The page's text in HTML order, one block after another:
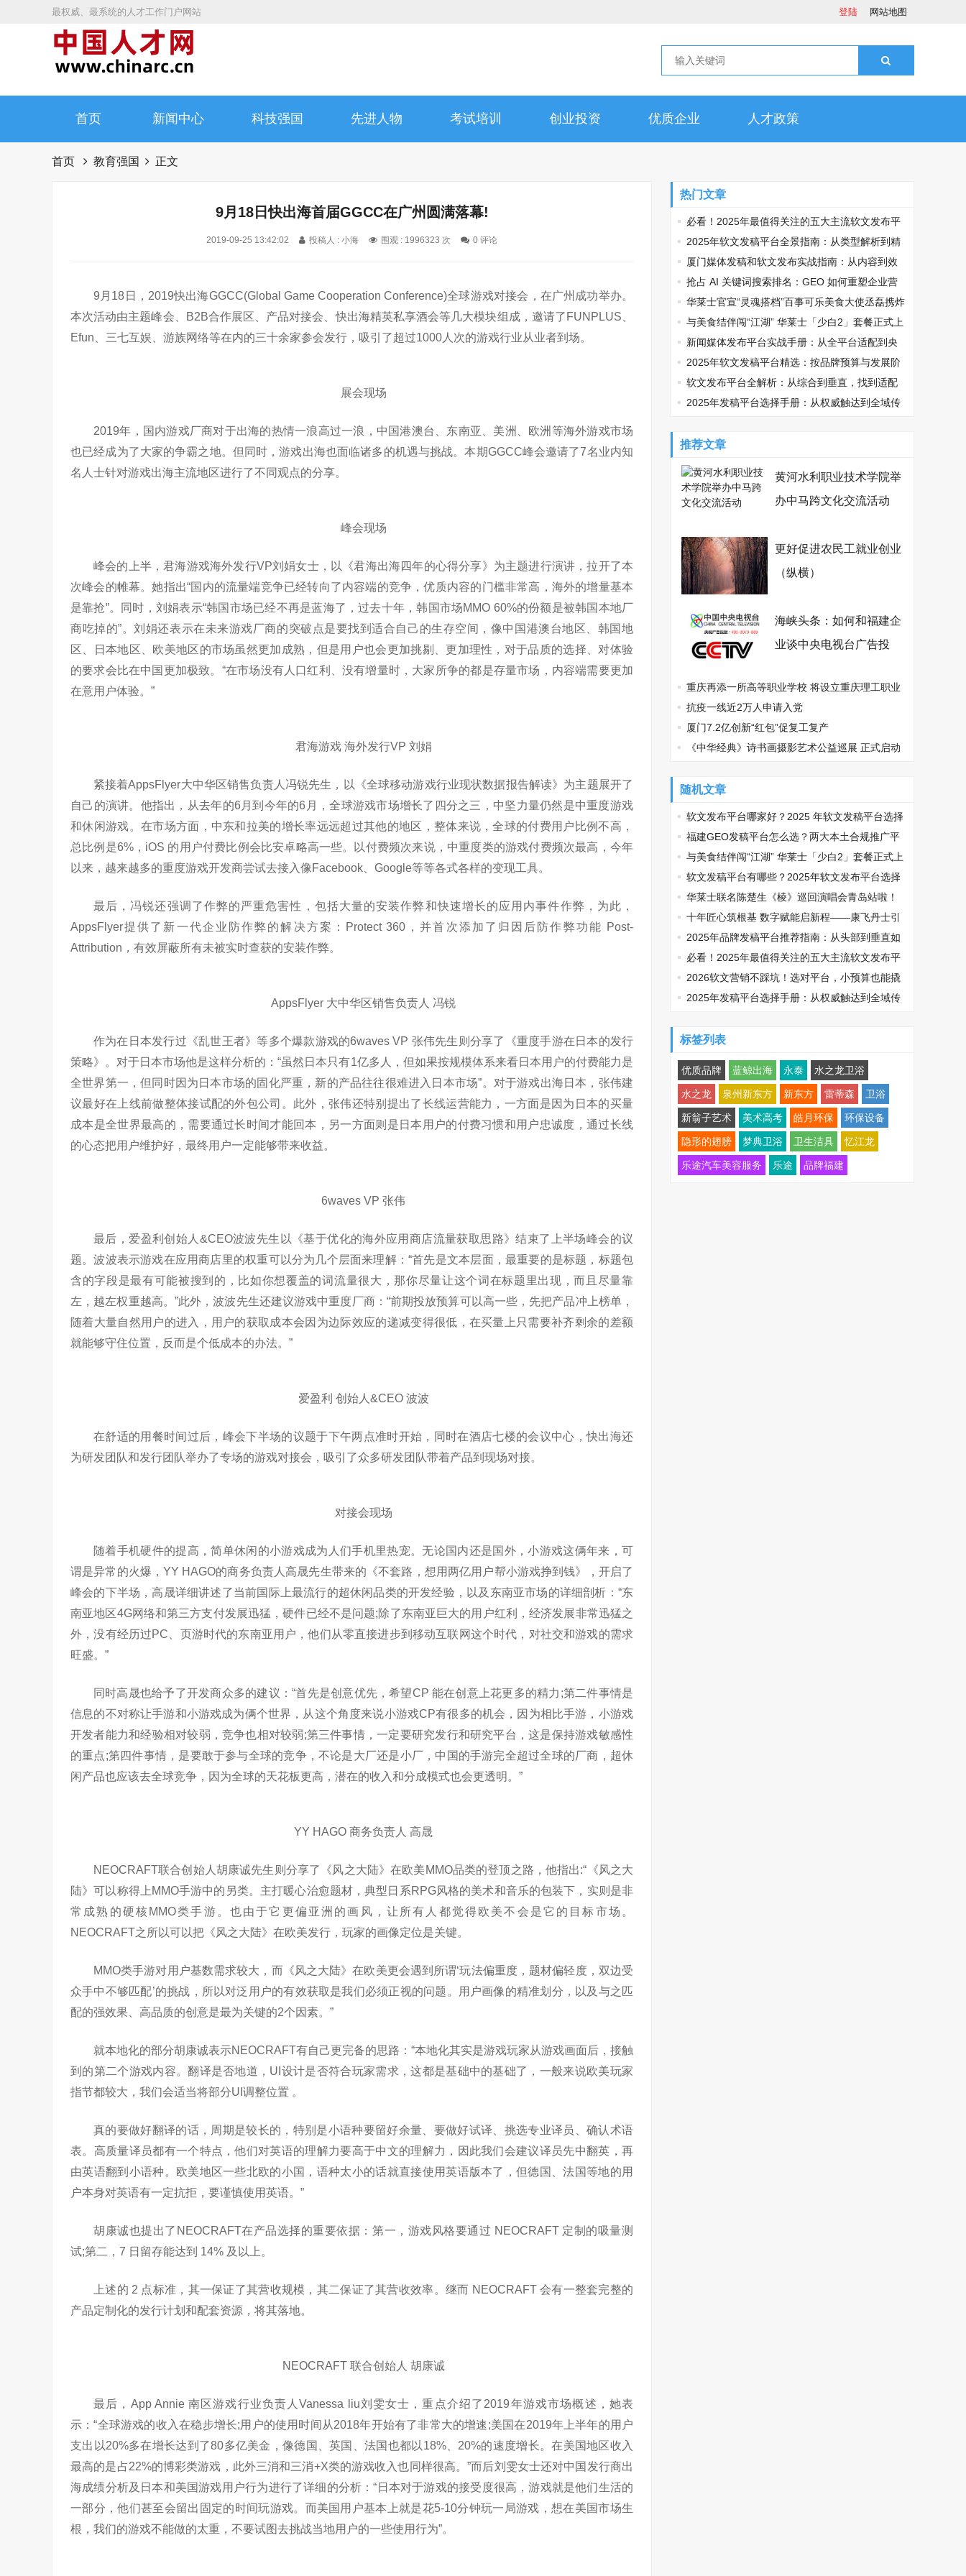
最权威、最系统的人才工作门户网站 登陆 网站地图
首页 新闻中心 科技强国 先进人物 考试培训 创业投资 优质企业 人才政策
首页 教育强国 正文
9月18日快出海首届GGCC在广州圆满落幕!
2019-09-25 13:42:02 投稿人 : 小海 围观 : 1996323 次 0 评论
9月18日，2019快出海GGCC(Global Game Cooperation Conference)全球游戏对接会，在广州成功举办。
本次活动由主题峰会、B2B合作展区、产品对接会、快出海精英私享酒会等几大模块组成，邀请了FUNPLUS、
Efun、三七互娱、游族网络等在内的三十余家参会发行，吸引了超过1000人次的游戏行业从业者到场。
展会现场
2019年，国内游戏厂商对于出海的热情一浪高过一浪，中国港澳台、东南亚、美洲、欧洲等海外游戏市场
也已经成为了大家的争霸之地。但同时，游戏出海也面临诸多的机遇与挑战。本期GGCC峰会邀请了7名业内知
名人士针对游戏出海主流地区进行了不同观点的分享。
峰会现场
峰会的上半，君海游戏海外发行VP刘娟女士，以《君海出海四年的心得分享》为主题进行演讲，拉开了本
次峰会的帷幕。她指出“国内的流量端竞争已经转向了内容端的竞争，优质内容的门槛非常高，海外的增量基本
是靠抢”。同时，刘娟表示“韩国市场已经不再是蓝海了，过去十年，韩国市场MMO 60%的份额是被韩国本地厂
商吃掉的”。刘娟还表示在未来游戏厂商的突破点是要找到适合自己的生存空间，像中国港澳台地区、韩国地
区、日本地区、欧美地区的市场虽然更加成熟，但是用户也会更加挑剔、更加理性，对于品质的选择、对体验
的要求会比在中国更加极致。“在市场没有人口红利、没有增量时，大家所争的都是存量市场，内容端需要更加
在意用户体验。”
君海游戏 海外发行VP 刘娟
紧接着AppsFlyer大中华区销售负责人冯锐先生，以《全球移动游戏行业现状数据报告解读》为主题展开了
自己的演讲。他指出，从去年的6月到今年的6月，全球游戏市场增长了四分之三，中坚力量仍然是中重度游戏
和休闲游戏。在市场方面，中东和拉美的增长率远远超过其他的地区，整体来说，全球的付费用户比例不高，
总比例是6%，iOS 的用户付费比例会比安卓略高一些。以付费频次来说，中重度类的游戏付费频次最高，今年
以来，越来越多的重度游戏开发商尝试去接入像Facebook、Google等等各式各样的变现工具。
最后，冯锐还强调了作弊的严重危害性，包括大量的安装作弊和快速增长的应用内事件作弊，为此，
AppsFlyer提供了新一代企业防作弊的解决方案：Protect 360，并首次添加了归因后防作弊功能 Post-
Attribution，有效屏蔽所有未被实时查获的安装作弊。
AppsFlyer 大中华区销售负责人 冯锐
作为在日本发行过《乱世王者》等多个爆款游戏的6waves VP 张伟先生则分享了《重度手游在日本的发行
策略》。对于日本市场他是这样分析的：“虽然日本只有1亿多人，但如果按规模体系来看日本用户的付费能力是
全世界第一，但同时因为日本市场的固化严重，新的产品往往很难进入日本市场”。对于游戏出海日本，张伟建
议最好在上线前做整体接试配的外包公司。此外，张伟还特别提出了长线运营能力，一方面是因为日本的买量
成本是全世界最高的，需要通过长时间才能回本，另一方面则是日本用户的付费习惯和用户忠诚度，通过长线
的心态把用户维护好，最终用户一定能够带来收益。
6waves VP 张伟
最后，爱盈利创始人&CEO波波先生以《基于优化的海外应用商店流量获取思路》结束了上半场峰会的议
题。波波表示游戏在应用商店里的权重可以分为几个层面来理解：“首先是文本层面，最重要的是标题，标题包
含的字段是最有可能被搜到的，比如你想覆盖的词流量很大，那你尽量让这个词在标题里出现，而且尽量靠
左，越左权重越高。”此外，波波先生还建议游戏中重度厂商：“前期投放预算可以高一些，先把产品冲上榜单，
随着大量自然用户的进入，用户的获取成本会因为边际效应的递减变得很低，在买量上只需要补齐剩余的差额
就能够守住位置，反而是个低成本的办法。”
爱盈利 创始人&CEO 波波
在舒适的用餐时间过后，峰会下半场的议题于下午两点准时开始，同时在酒店七楼的会议中心，快出海还
为研发团队和发行团队举办了专场的游戏对接会，吸引了众多研发团队带着产品到现场对接。
对接会现场
随着手机硬件的提高，简单休闲的小游戏成为人们手机里热宠。无论国内还是国外，小游戏这俩年来，可
谓是异常的火爆，YY HAGO的商务负责人高晟先生带来的《不套路，想用两亿用户帮小游戏挣到钱》，开启了
峰会的下半场，高晟详细讲述了当前国际上最流行的超休闲品类的开发经验，以及东南亚市场的详细剖析：“东
南亚地区4G网络和第三方支付发展迅猛，硬件已经不是问题;除了东南亚巨大的用户红利，经济发展非常迅猛之
外，没有经历过PC、页游时代的东南亚用户，他们从零直接进步到移动互联网这个时代，对社交和游戏的需求
旺盛。”
同时高晟也给予了开发商众多的建议：“首先是创意优先，希望CP 能在创意上花更多的精力;第二件事情是
信息的不对称让手游和小游戏成为俩个世界，从这个角度来说小游戏CP有很多的机会，因为相比手游，小游戏
开发者能力和经验相对较弱，竞争也相对较弱;第三件事情，一定要研究发行和研究平台，这是保持游戏敏感性
的重点;第四件事情，是要敢于参与全球的竞争，不论是大厂还是小厂，中国的手游完全超过全球的厂商，超休
闲产品也应该去全球竞争，因为全球的天花板更高，潜在的收入和分成模式也会更透明。”
YY HAGO 商务负责人 高晟
NEOCRAFT联合创始人胡康诚先生则分享了《风之大陆》在欧美MMO品类的登顶之路，他指出:“《风之大
陆》可以称得上MMO手游中的另类。主打暖心治愈题材，典型日系RPG风格的美术和音乐的包装下，实则是非
常成熟的硬核MMO类手游。也由于它更偏亚洲的画风，让所有人都觉得欧美不会是它的目标市场。
NEOCRAFT之所以可以把《风之大陆》在欧美发行，玩家的画像定位是关键。
MMO类手游对用户基数需求较大，而《风之大陆》在欧美更会遇到所谓‘玩法偏重度，题材偏轻度，双边受
众手中不够匹配’的挑战，所以对泛用户的有效获取是我们必须正视的问题。用户画像的精准划分，以及与之匹
配的强效果、高品质的创意是最为关键的2个因素。”
就本地化的部分胡康诚表示NEOCRAFT有自己更完备的思路：“本地化其实是游戏玩家从游戏画面后，接触
到的第二个游戏内容。翻译是否地道，UI设计是否符合玩家需求，这都是基础中的基础了，一般来说欧美玩家
指节都较大，我们会适当将部分UI调整位置 。
真的要做好翻译的话，周期是较长的，特别是小语种要留好余量、要做好试译、挑选专业译员、确认术语
表。高质量译员都有一个特点，他们对英语的理解力要高于中文的理解力，因此我们会建议译员先中翻英，再
由英语翻到小语种。欧美地区一些北欧的小国，语种太小的话就直接使用英语版本了，但德国、法国等地的用
户本身对英语有一定抗拒，要谨慎使用英语。”
胡康诚也提出了NEOCRAFT在产品选择的重要依据：第一，游戏风格要通过 NEOCRAFT 定制的吸量测
试;第二，7 日留存能达到 14% 及以上。
上述的 2 点标准，其一保证了其营收规模，其二保证了其营收效率。继而 NEOCRAFT 会有一整套完整的
产品定制化的发行计划和配套资源，将其落地。
NEOCRAFT 联合创始人 胡康诚
最后，App Annie 南区游戏行业负责人Vanessa liu刘雯女士，重点介绍了2019年游戏市场概述，她表
示：“全球游戏的收入在稳步增长;用户的使用时间从2018年开始有了非常大的增速;美国在2019年上半年的用户
支出以20%多在增长达到了80多亿美金，像德国、英国、法国也都以18%、20%的速度增长。在美国地区收入
最高的是占22%的博彩类游戏，此外三消和三消+X类的游戏收入也同样很高。”而后刘雯女士还对中国发行商出
海成绩分析及日本和美国游戏用户行为进行了详细的分析：“日本对于游戏的接受度很高，游戏就是他们生活的
一部分，他们甚至会留出固定的时间玩游戏。而美国用户基本上就是花5-10分钟玩一局游戏，想在美国市场生
根，我们的游戏不能做的太重，不要试图去挑战当地用户的一些使用行为”。
热门文章
必看！2025年最值得关注的五大主流软文发布平
台排名
2025年软文发稿平台全景指南：从类型解析到精
准投放，解锁高效传播密码
厦门媒体发稿和软文发布实战指南：从内容到效
果的完美转化
抢占 AI 关键词搜索排名：GEO 如何重塑企业营
销新逻辑
华莱士官宣“灵魂搭档”百事可乐美食大使丞磊携炸
鸡可乐邀您观战
与美食结伴闯“江湖” 华莱士「少白2」套餐正式上
线新闻媒体发布平台实战手册：从全平台适配到央
媒传播的精准路径
2025年软文发稿平台精选：按品牌预算与发展阶
段适配指南
软文发布平台全解析：从综合到垂直，找到适配
你的传播利器
2025年发稿平台选择手册：从权威触达到全域传
推荐文章
黄河水利职业技术学院举
办中马跨文化交流活动
更好促进农民工就业创业
（纵横）
海峡头条：如何和福建企
业谈中央电视台广告投
重庆再添一所高等职业学校 将设立重庆理工职业
学院抗疫一线近2万人申请入党
厦门7.2亿创新“红包”促复工复产
《中华经典》诗书画摄影艺术公益巡展 正式启动
随机文章
软文发布平台哪家好？2025 年软文发稿平台选择
推荐福建GEO发稿平台怎么选？两大本土合规推广平
台实测推荐
与美食结伴闯“江湖” 华莱士「少白2」套餐正式上
线软文发稿平台有哪些？2025年软文发布平台选择
推荐，让品牌传播少走弯路
华莱士联名陈楚生《棱》巡回演唱会青岛站啦！
限定套餐送周边引发粉丝强烈关注
十年匠心筑根基 数字赋能启新程——康飞丹士引
领医疗服务生态升级
2025年品牌发稿平台推荐指南：从头部到垂直如
何精准匹配传播需求
必看！2025年最值得关注的五大主流软文发布平
台排名
2026软文营销不踩坑！选对平台，小预算也能撬
动大流量
2025年发稿平台选择手册：从权威触达到全域传
标签列表
优质品牌 蓝鲸出海 永泰 水之龙卫浴
水之龙 泉州新东方 新东方 雷蒂森 卫浴
新翁子艺术 美术高考 皓月环保 环保设备
隐形的翅膀 梦典卫浴 卫生洁具 忆江龙
乐途汽车美容服务 乐途 品牌福建